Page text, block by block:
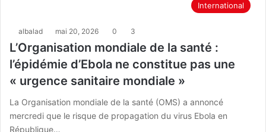
International
albalad mai 20, 2026 0 3
L’Organisation mondiale de la santé :
l’épidémie d’Ebola ne constitue pas une
« urgence sanitaire mondiale »
La Organisation mondiale de la santé (OMS) a annoncé
mercredi que le risque de propagation du virus Ebola en
République…